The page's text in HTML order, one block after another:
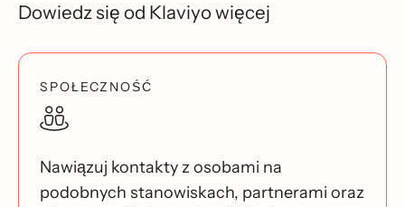
Dowiedz się od Klaviyo więcej
SPOŁECZNOŚĆ
Nawiązuj kontakty z osobami na
podobnych stanowiskach, partnerami oraz